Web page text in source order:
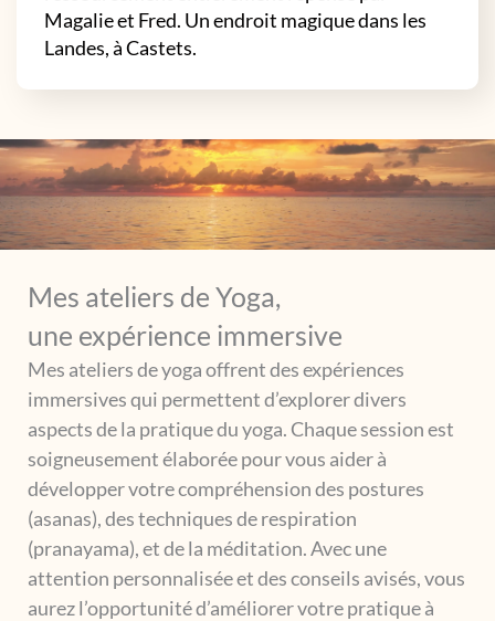
Magalie et Fred. Un endroit magique dans les
Landes, à Castets.
Mes ateliers de Yoga,
une expérience immersive
Mes ateliers de yoga offrent des expériences
immersives qui permettent d’explorer divers
aspects de la pratique du yoga. Chaque session est
soigneusement élaborée pour vous aider à
développer votre compréhension des postures
(asanas), des techniques de respiration
(pranayama), et de la méditation. Avec une
attention personnalisée et des conseils avisés, vous
aurez l’opportunité d’améliorer votre pratique à